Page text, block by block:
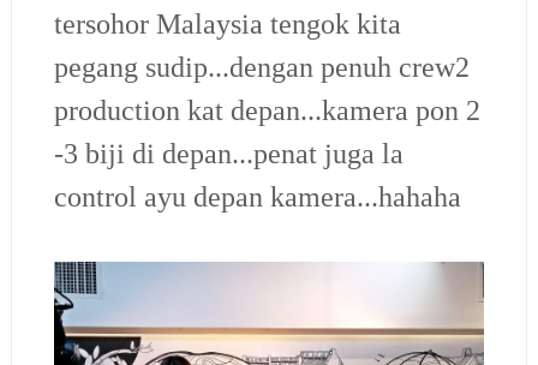
tersohor Malaysia tengok kita
pegang sudip...dengan penuh crew2
production kat depan...kamera pon 2
-3 biji di depan...penat juga la
control ayu depan kamera...hahaha